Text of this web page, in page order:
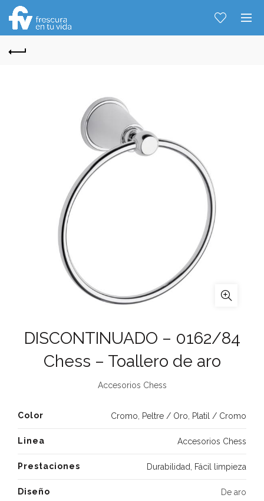
DISCONTINUADO – 0162/84
Chess – Toallero de aro
Accesorios Chess
Color Cromo Peltre / Oro Platil / Cromo
Linea Accesorios Chess
Prestaciones Durabilidad Fácil limpieza
Diseño De aro
Hablemos...
Solo tenes que decirme: Hola